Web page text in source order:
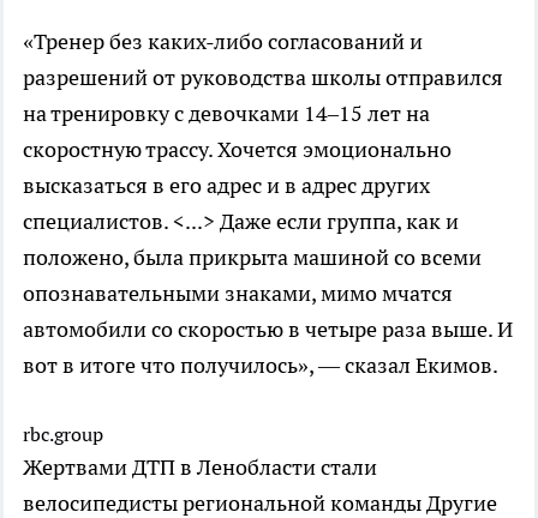
«Тренер без каких-либо согласований и
разрешений от руководства школы отправился
на тренировку с девочками 14–15 лет на
скоростную трассу. Хочется эмоционально
высказаться в его адрес и в адрес других
специалистов. <...> Даже если группа, как и
положено, была прикрыта машиной со всеми
опознавательными знаками, мимо мчатся
автомобили со скоростью в четыре раза выше. И
вот в итоге что получилось», — сказал Екимов.
rbc.group
Жертвами ДТП в Ленобласти стали
велосипедисты региональной командыДругие